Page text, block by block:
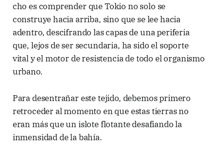
cho es comprender que Tokio no solo se
construye hacia arriba, sino que se lee hacia
adentro, descifrando las capas de una periferia
que, lejos de ser secundaria, ha sido el soporte
vital y el motor de resistencia de todo el organismo
urbano.
Para desentrañar este tejido, debemos primero
retroceder al momento en que estas tierras no
eran más que un islote flotante desafiando la
inmensidad de la bahía.